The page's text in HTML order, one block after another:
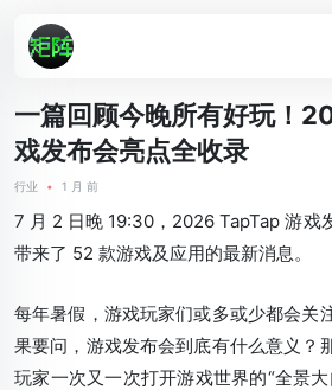
一篇回顾今晚所有好玩！
戏发布会亮点全收录
行业 • 1 月 前
7 月 2 日晚 19:30，2026 TapTap 游戏
带来了 52 款游戏及应用的最新消息。
每年暑假，游戏玩家们或多或少都会关
果要问，游戏发布会到底有什么意义？
玩家一次又一次打开游戏世界的“全景